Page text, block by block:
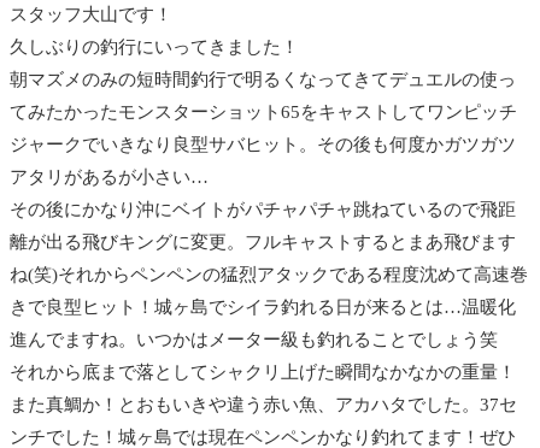
スタッフ大山です！
久しぶりの釣行にいってきました！
朝マズメのみの短時間釣行で明るくなってきてデュエルの使っ
てみたかったモンスターショット65をキャストしてワンピッチ
ジャークでいきなり良型サバヒット。その後も何度かガツガツ
アタリがあるが小さい…
その後にかなり沖にベイトがパチャパチャ跳ねているので飛距
離が出る飛びキングに変更。フルキャストするとまあ飛びます
ね(笑)それからペンペンの猛烈アタックである程度沈めて高速巻
きで良型ヒット！城ヶ島でシイラ釣れる日が来るとは…温暖化
進んでますね。いつかはメーター級も釣れることでしょう笑
それから底まで落としてシャクリ上げた瞬間なかなかの重量！
また真鯛か！とおもいきや違う赤い魚、アカハタでした。37セ
ンチでした！城ヶ島では現在ペンペンかなり釣れてます！ぜひ